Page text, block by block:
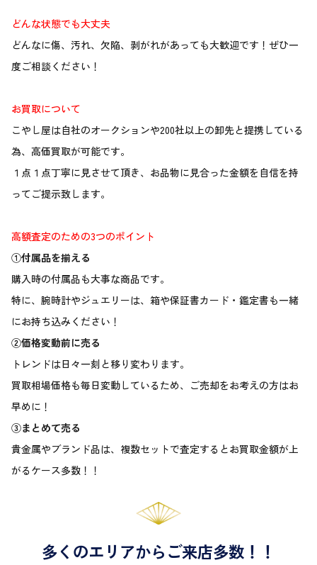
どんな状態でも大丈夫
どんなに傷、汚れ、欠陥、剥がれがあっても大歓迎です！ぜひ一
度ご相談ください！
お買取について
こやし屋は自社のオークションや200社以上の卸先と提携している
為、高価買取が可能です。
１点１点丁寧に見させて頂き、お品物に見合った金額を自信を持
ってご提示致します。
高額査定のための3つのポイント
①付属品を揃える
購入時の付属品も大事な商品です。
特に、腕時計やジュエリーは、箱や保証書カード・鑑定書も一緒
にお持ち込みください！
②価格変動前に売る
トレンドは日々一刻と移り変わります。
買取相場価格も毎日変動しているため、ご売却をお考えの方はお
早めに！
③まとめて売る
貴金属やブランド品は、複数セットで査定するとお買取金額が上
がるケース多数！！
多くのエリアからご来店多数！！